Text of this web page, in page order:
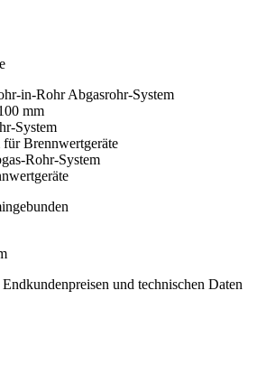
in-Rohr Abgasrohr-System
mm
System
Brennwertgeräte
Rohr-System
und technischen Daten